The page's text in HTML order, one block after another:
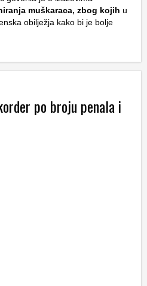
muškaraca, zbog kojih u
obilježja kako bi je bolje
po broju penala i